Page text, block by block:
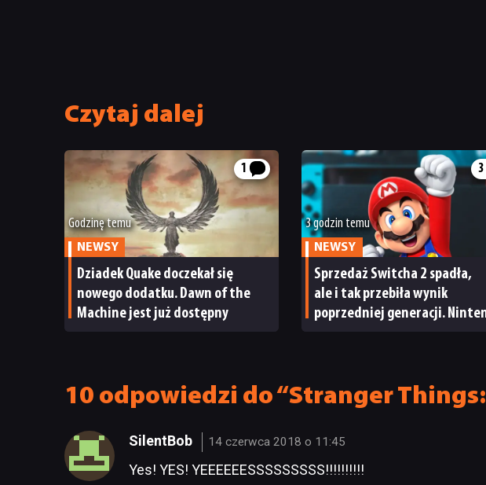
Czytaj dalej
1
Godzinę temu
NEWSY
Dziadek Quake doczekał się
nowego dodatku. Dawn of the
Machine jest już dostępny
3
3 godzin temu
NEWSY
Sprzedaż Switcha 2 spadła,
ale i tak przebiła wynik
poprzedniej generacji.
10 odpowiedzi do “Stranger
SilentBob 14 czerwca 2018 o 11:45
Yes! YES! YEEEEEESSSSSSSSS!!!!!!!!!!